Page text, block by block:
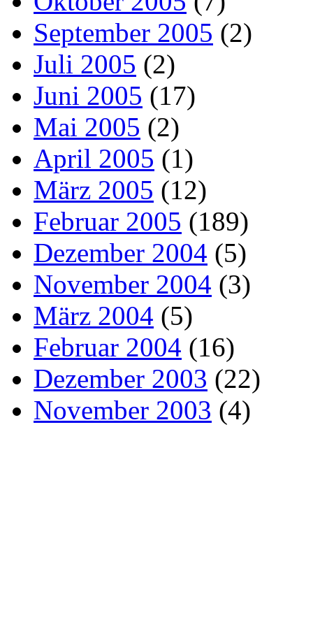
September 2005 (2)
Juli 2005 (2)
Juni 2005 (17)
Mai 2005 (2)
April 2005 (1)
März 2005 (12)
Februar 2005 (189)
Dezember 2004 (5)
November 2004 (3)
März 2004 (5)
Februar 2004 (16)
Dezember 2003 (22)
November 2003 (4)